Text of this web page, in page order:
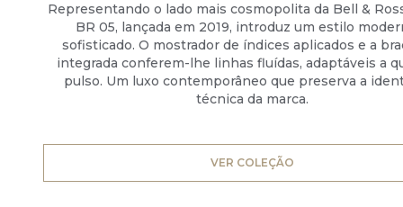
Representando o lado mais cosmopolita da Bell &
BR 05, lançada em 2019, introduz um estilo
sofisticado. O mostrador de índices aplicados e a
integrada conferem-lhe linhas fluídas, adaptáveis a
pulso. Um luxo contemporâneo que preserva a
técnica da marca.
VER COLEÇÃO